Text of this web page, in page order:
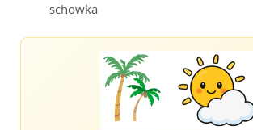
schowka